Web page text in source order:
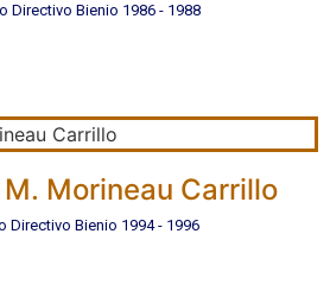
Directivo Bienio 1986 - 1988
Morineau Carrillo
Directivo Bienio 1994 - 1996